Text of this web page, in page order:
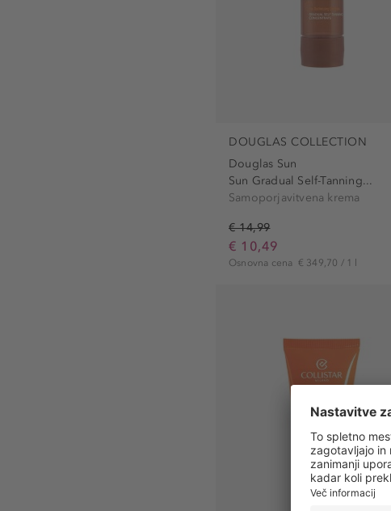
DOUGLAS COLLECTION
Douglas Sun
Sun Gradual Self-Tanning...
Samoporjavitvena krema
€ 14,99
€ 10,49
Osnovna cena € 349,70 / 1 l